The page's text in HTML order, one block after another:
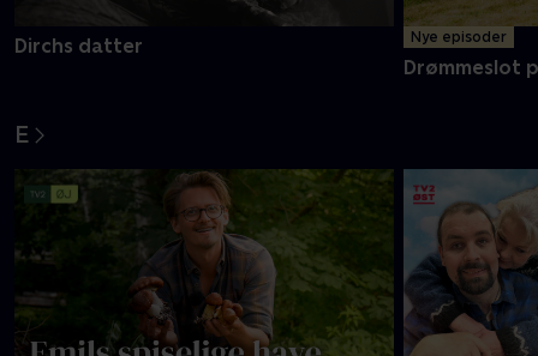
Dirchs datter Nye episoder
Drømmeslot
E